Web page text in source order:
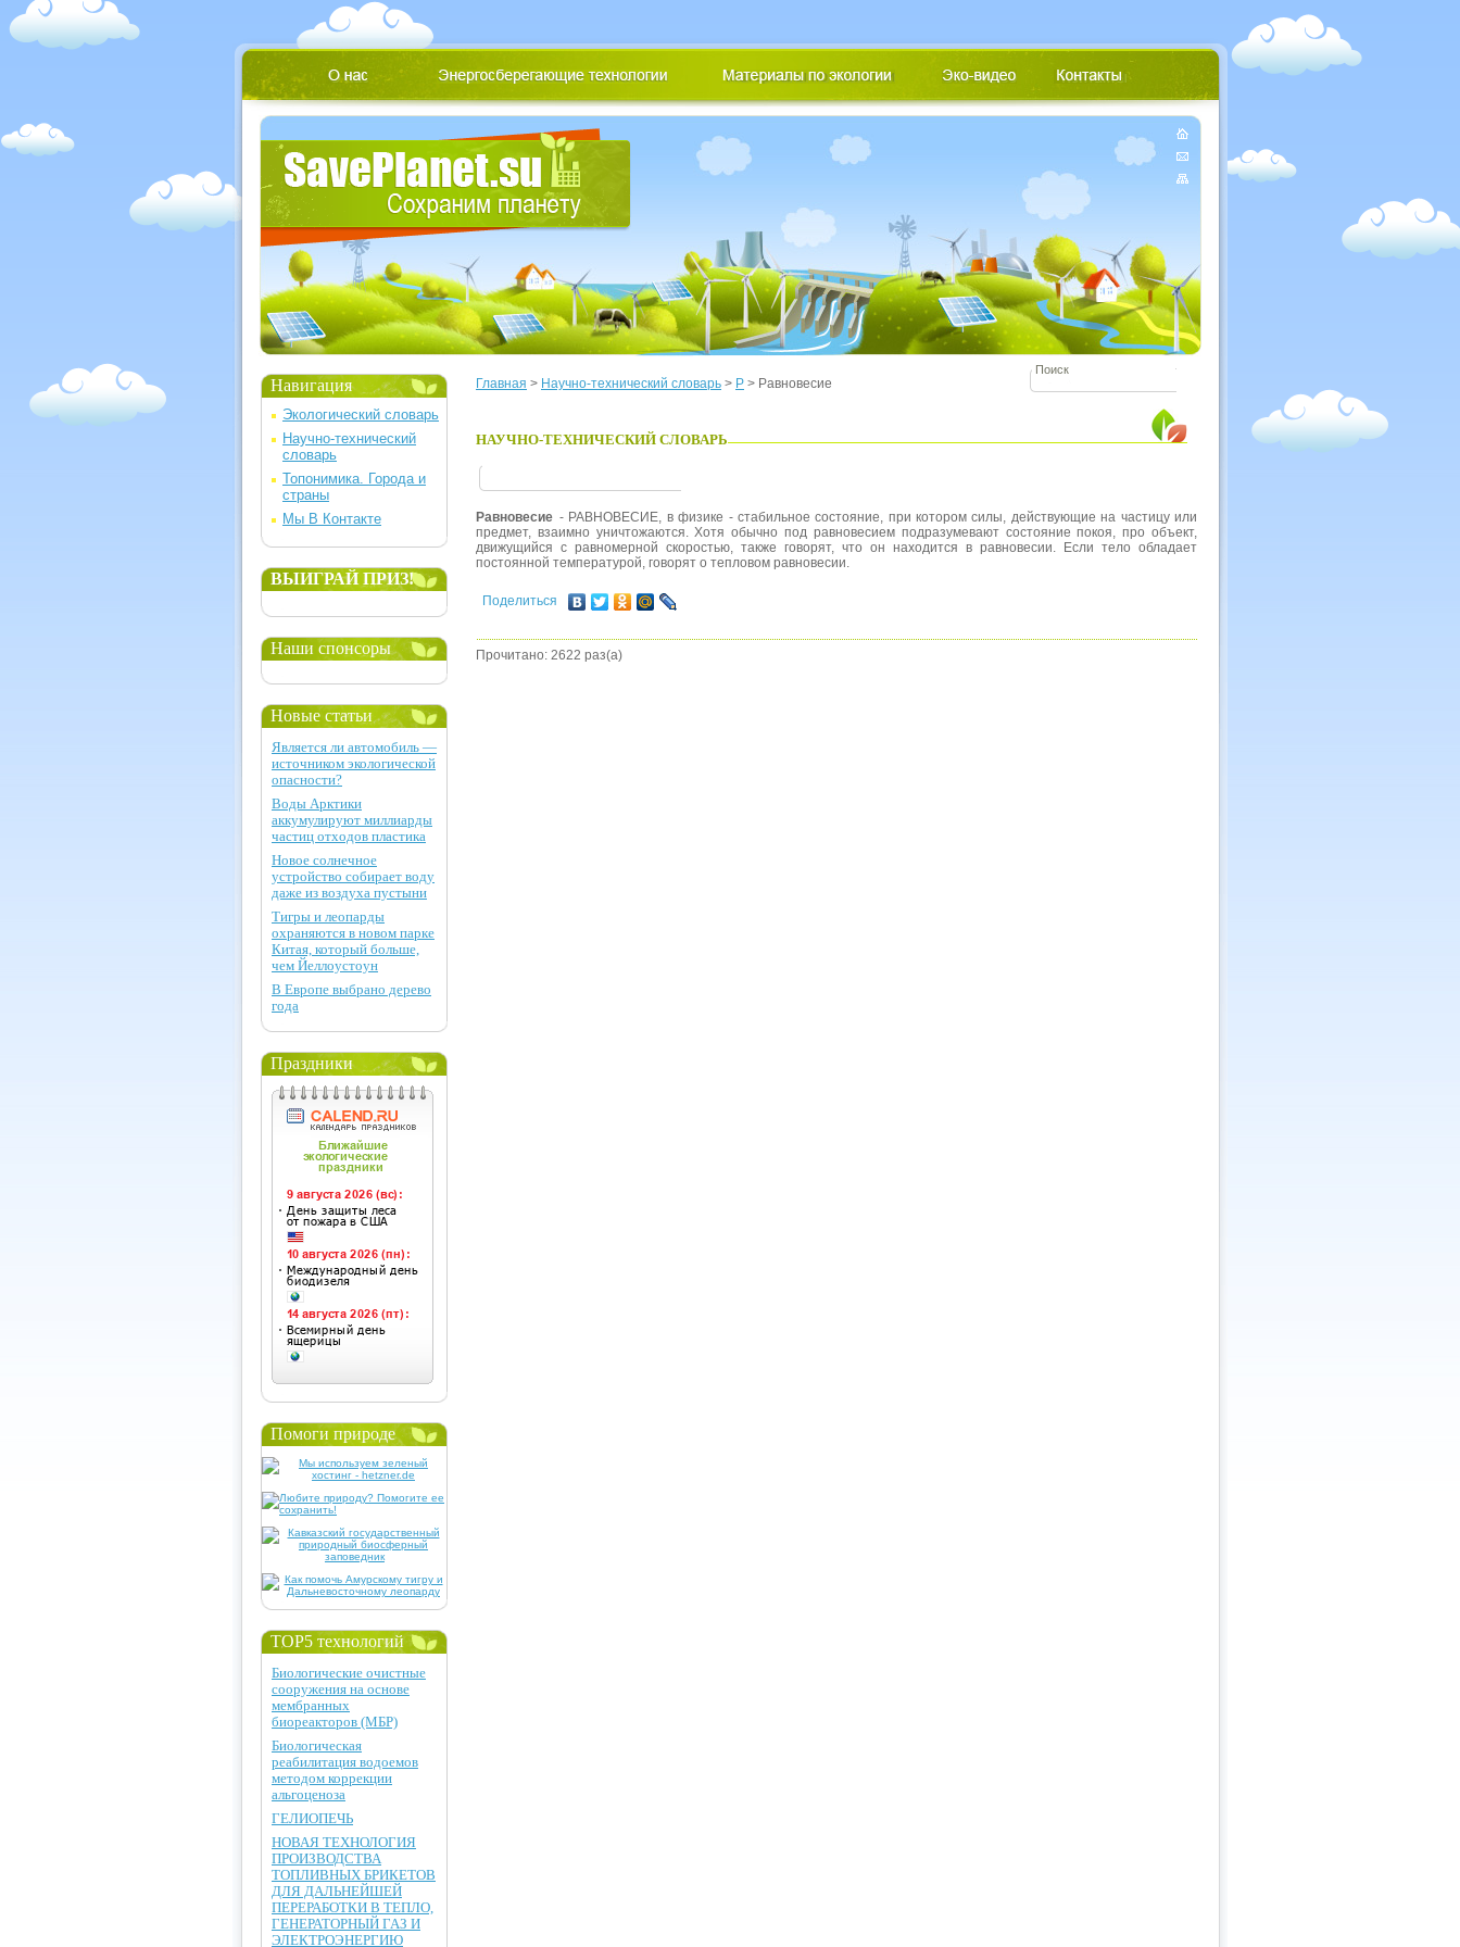
Главная > Научно-технический словарь > Р > Равновесие
НАУЧНО-ТЕХНИЧЕСКИЙ СЛОВАРЬ
Равновесие - РАВНОВЕСИЕ, в физике - стабильное состояние, при котором силы, действующие на частицу или
предмет, взаимно уничтожаются. Хотя обычно под равновесием подразумевают состояние покоя, про объект,
движущийся с равномерной скоростью, также говорят, что он находится в равновесии. Если тело обладает
постоянной температурой, говорят о тепловом равновесии.
Поделиться
Прочитано: 2622 раз(а)
Навигация
Экологический словарь
Научно-технический
словарь
Топонимика. Города и
страны
Мы В Контакте
ВЫИГРАЙ ПРИЗ!
Наши спонсоры
Новые статьи
Является ли автомобиль —
источником экологической
опасности?
Воды Арктики
аккумулируют миллиарды
частиц отходов пластика
Новое солнечное
устройство собирает воду
даже из воздуха пустыни
Тигры и леопарды
охраняются в новом парке
Китая, который больше,
чем Йеллоустоун
В Европе выбрано дерево
года
Праздники
Помоги природе
TOP5 технологий
Биологические очистные
сооружения на основе
мембранных
биореакторов (МБР)
Биологическая
реабилитация водоемов
методом коррекции
альгоценоза
ГЕЛИОПЕЧЬ
НОВАЯ ТЕХНОЛОГИЯ
ПРОИЗВОДСТВА
ТОПЛИВНЫХ БРИКЕТОВ
ДЛЯ ДАЛЬНЕЙШЕЙ
ПЕРЕРАБОТКИ В ТЕПЛО,
ГЕНЕРАТОРНЫЙ ГАЗ И
ЭЛЕКТРОЭНЕРГИЮ